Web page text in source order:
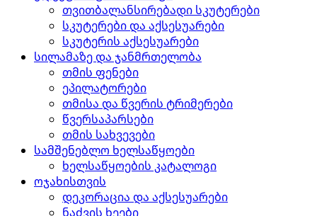
თვითბალანსირებადი სკუტერები
სკუტერები და აქსესუარები
სკუტერის აქსესუარები
სილამაზე და ჯანმრთელობა
თმის ფენები
ეპილატორები
თმისა და წვერის ტრიმერები
წვერსაპარსები
თმის სახვევები
სამშენებლო ხელსაწყოები
ხელსაწყოების კატალოგი
ოჯახისთვის
დეკორაცია და აქსესუარები
ნაძვის ხეები